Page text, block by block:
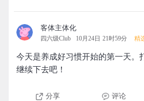
客体主体化
四六级Club 10月24日 21时59分 精
今天是养成好习惯开始的第一天。
继续下去吧！
分享 评论